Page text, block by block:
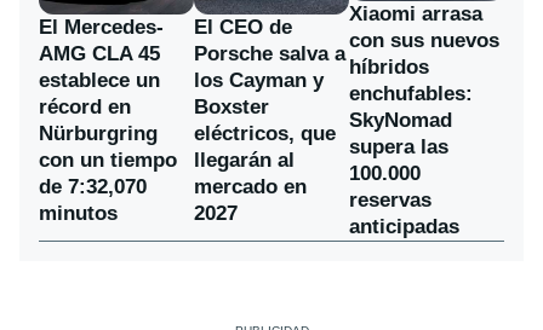
El Mercedes-
AMG CLA 45
establece un
récord en
Nürburgring
con un tiempo
de 7:32,070
minutos
El CEO de
Porsche salva a
los Cayman y
Boxster
eléctricos, que
llegarán al
mercado en
2027
Xiaomi arrasa
con sus nuevos
híbridos
enchufables:
SkyNomad
supera las
100.000
reservas
anticipadas